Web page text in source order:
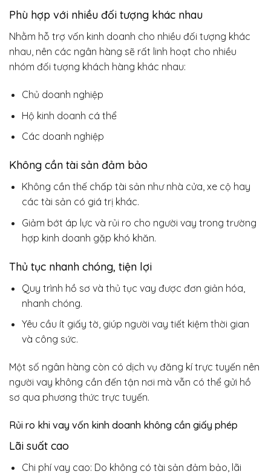
Phù hợp với nhiều đối tượng khác nhau
Nhằm hỗ trợ vốn kinh doanh cho nhiều đối tượng khác
nhau, nên các ngân hàng sẽ rất linh hoạt cho nhiều
nhóm đối tượng khách hàng khác nhau:
Chủ doanh nghiệp
Hộ kinh doanh cá thể
Các doanh nghiệp
Không cần tài sản đảm bảo
Không cần thế chấp tài sản như nhà cửa, xe cộ hay
các tài sản có giá trị khác.
Giảm bớt áp lực và rủi ro cho người vay trong trường
hợp kinh doanh gặp khó khăn.
Thủ tục nhanh chóng, tiện lợi
Quy trình hồ sơ và thủ tục vay được đơn giản hóa,
nhanh chóng.
Yêu cầu ít giấy tờ, giúp người vay tiết kiệm thời gian
và công sức.
Một số ngân hàng còn có dịch vụ đăng kí trực tuyến nên
người vay không cần đến tận nơi mà vẫn có thể gửi hồ
sơ qua phương thức trực tuyến.
Rủi ro khi vay vốn kinh doanh không cần giấy phép
Lãi suất cao
Chi phí vay cao: Do không có tài sản đảm bảo, lãi